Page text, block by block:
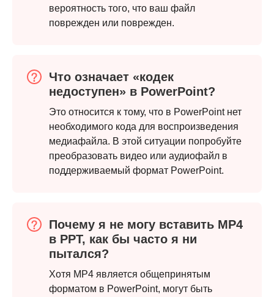
Шаг 2.
вероятность того, что ваш файл
поврежден или поврежден.
Что означает «кодек
недоступен» в PowerPoint?
Это относится к тому, что в PowerPoint нет
необходимого кода для воспроизведения
медиафайла. В этой ситуации попробуйте
преобразовать видео или аудиофайл в
поддерживаемый формат PowerPoint.
Почему я не могу вставить MP4
в PPT, как бы часто я ни
пытался?
Хотя MP4 является общепринятым
форматом в PowerPoint, могут быть